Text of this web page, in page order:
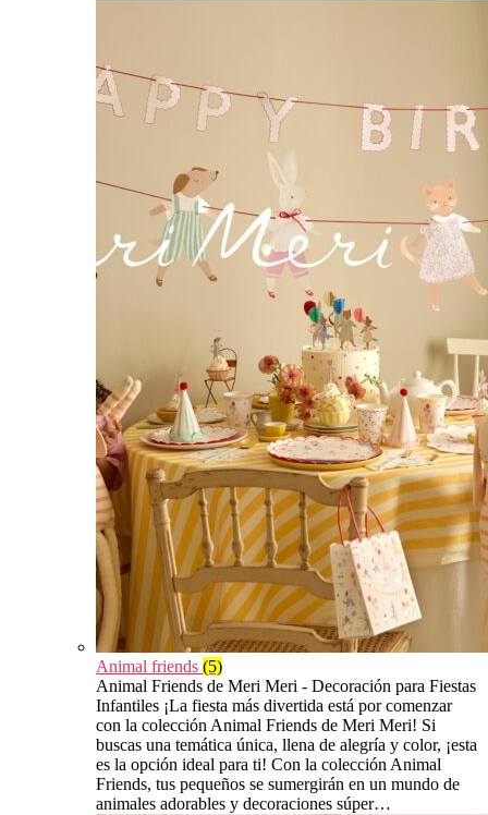
Animal friends (5)
Animal Friends de Meri Meri - Decoración para Fiestas
Infantiles ¡La fiesta más divertida está por comenzar
con la colección Animal Friends de Meri Meri! Si
buscas una temática única, llena de alegría y color, ¡esta
es la opción ideal para ti! Con la colección Animal
Friends, tus pequeños se sumergirán en un mundo de
animales adorables y decoraciones súper…